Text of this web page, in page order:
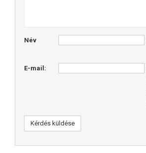
Név
E-mail:
Kérdés küldése